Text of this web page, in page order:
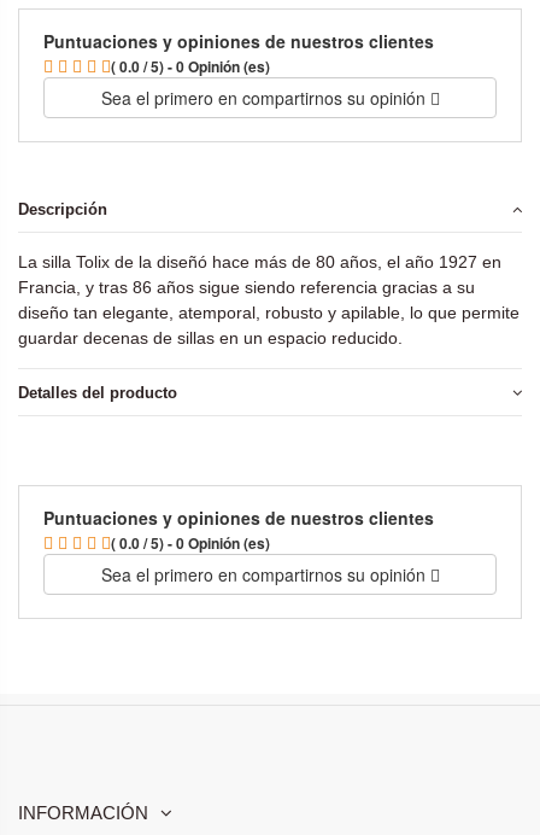
Puntuaciones y opiniones de nuestros clientes
( 0.0 / 5) - 0 Opinión (es)
Sea el primero en compartirnos su opinión
Descripción
La silla Tolix de la diseñó hace más de 80 años, el año 1927 en
Francia, y tras 86 años sigue siendo referencia gracias a su
diseño tan elegante, atemporal, robusto y apilable, lo que permite
guardar decenas de sillas en un espacio reducido.
Detalles del producto
Puntuaciones y opiniones de nuestros clientes
( 0.0 / 5) - 0 Opinión (es)
Sea el primero en compartirnos su opinión
INFORMACIÓN